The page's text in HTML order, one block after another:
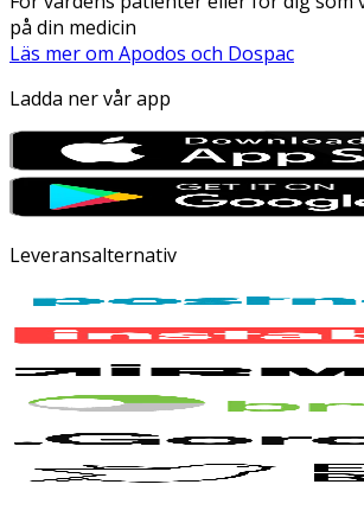
på din medicin
Läs mer om Apodos och Dospac
Ladda ner vår app
Leveransalternativ